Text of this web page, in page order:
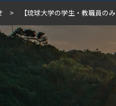
【琉球大学の学生・教職員の